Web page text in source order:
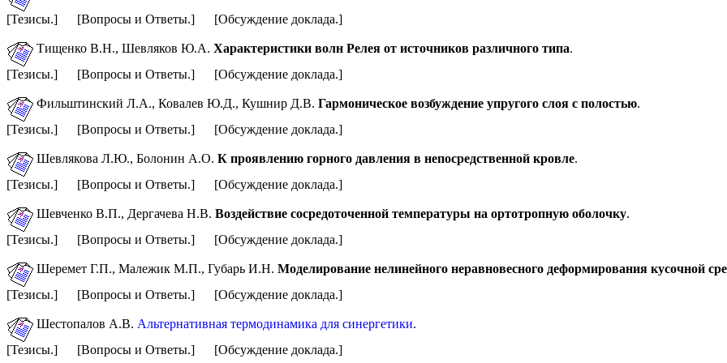
[Тезисы.] [Вопросы и Ответы.] [Обсуждение доклада.]
Тищенко В.Н., Шевляков Ю.А. Характеристики волн Релея от источников различного типа.
[Тезисы.] [Вопросы и Ответы.] [Обсуждение доклада.]
Фильштинский Л.А., Ковалев Ю.Д., Кушнир Д.В. Гармоническое возбуждение упругого слоя с полостью.
[Тезисы.] [Вопросы и Ответы.] [Обсуждение доклада.]
Шевлякова Л.Ю., Болонин А.О. К проявлению горного давления в непосредственной кровле.
[Тезисы.] [Вопросы и Ответы.] [Обсуждение доклада.]
Шевченко В.П., Дергачева Н.В. Воздействие сосредоточенной температуры на ортотропную оболочку.
[Тезисы.] [Вопросы и Ответы.] [Обсуждение доклада.]
Шеремет Г.П., Малежик М.П., Губарь И.Н. Моделирование нелинейного неравновесного деформирования кусочной
[Тезисы.] [Вопросы и Ответы.] [Обсуждение доклада.]
Шестопалов А.В. Альтернативная термодинамика для синергетики.
[Тезисы.] [Вопросы и Ответы.] [Обсуждение доклада.]